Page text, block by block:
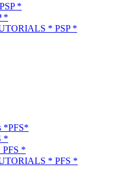
*
*
* PSP *
*PFS*
*
PFS *
* PFS *